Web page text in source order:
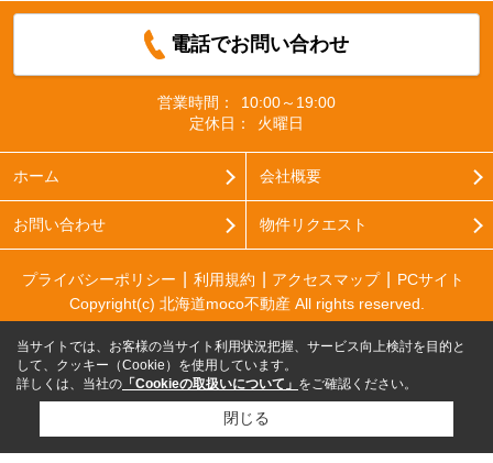
電話でお問い合わせ
営業時間：
10:00～19:00
定休日：
火曜日
ホーム 会社概要
お問い合わせ 物件リクエスト
プライバシーポリシー 利用規約 アクセスマップ
PCサイト
Copyright(c) 北海道moco不動産 All rights reserved.
当サイトでは、お客様の当サイト利用状況把握、サービス向上検討を目的と
して、クッキー（Cookie）を使用しています。
詳しくは、当社の 「Cookieの取扱いについて」 をご確認ください。
閉じる